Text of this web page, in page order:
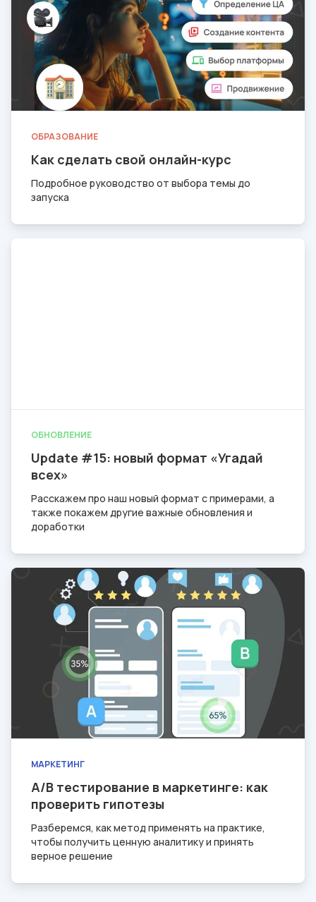
ОБРАЗОВАНИЕ
Как сделать свой онлайн-курс
Подробное руководство от выбора темы до
запуска
ОБНОВЛЕНИЕ
Update #15: новый формат «Угадай
всех»
Расскажем про наш новый формат с примерами, а
также покажем другие важные обновления и
доработки
МАРКЕТИНГ
A/B тестирование в маркетинге: как
проверить гипотезы
Разберемся, как метод применять на практике,
чтобы получить ценную аналитику и принять
верное решение